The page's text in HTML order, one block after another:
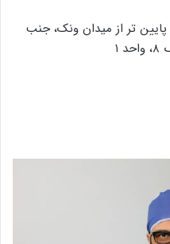
ولیعصر (عج)، ۵۰۰ متر پایین تر از میدان ونک، جنب